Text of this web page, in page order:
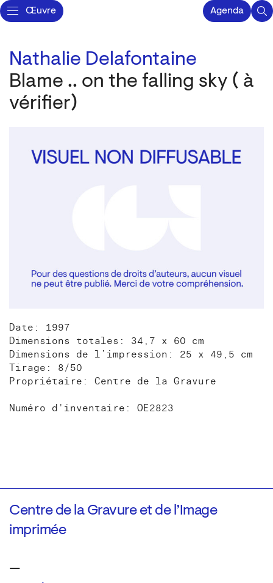
Œuvre Agenda
Nathalie Delafontaine
Blame .. on the falling sky ( à
vérifier)
Date: 1997
Dimensions totales: 34,7 x 60 cm
Dimensions de l’impression: 25 x 49,5 cm
Tirage: 8/50
Propriétaire: Centre de la Gravure
Numéro d'inventaire: OE2823
Centre de la Gravure et de l’Image
imprimée
—